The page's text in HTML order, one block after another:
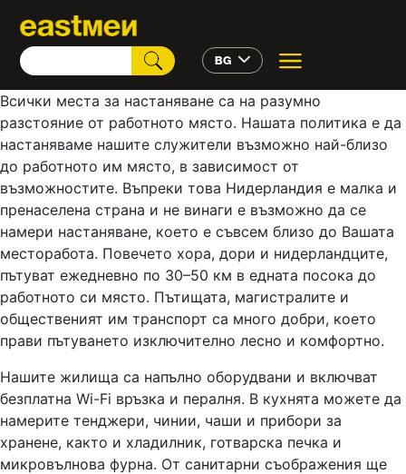
BG
Всички места за настаняване са на разумно
разстояние от работното място. Нашата политика е да
настаняваме нашите служители възможно най-близо
до работното им място, в зависимост от
възможностите. Въпреки това Нидерландия е малка и
пренаселена страна и не винаги е възможно да се
намери настаняване, което е съвсем близо до Вашата
месторабота. Повечето хора, дори и нидерландците,
пътуват ежедневно по 30–50 км в едната посока до
работното си място. Пътищата, магистралите и
общественият им транспорт са много добри, което
прави пътуването изключително лесно и комфортно.
Нашите жилища са напълно оборудвани и включват
безплатна Wi-Fi връзка и пералня. В кухнята можете да
намерите тенджери, чинии, чаши и прибори за
хранене, както и хладилник, готварска печка и
микровълнова фурна. От санитарни съображения ще